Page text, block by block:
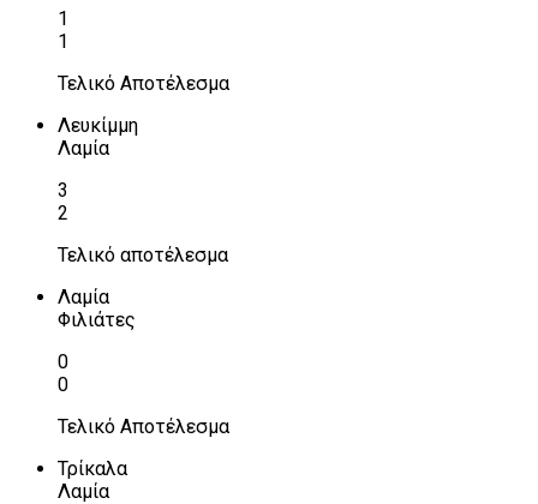
1
1
Τελικό Αποτέλεσμα
Λευκίμμη
Λαμία
3
2
Τελικό αποτέλεσμα
Λαμία
Φιλιάτες
0
0
Τελικό Αποτέλεσμα
Τρίκαλα
Λαμία